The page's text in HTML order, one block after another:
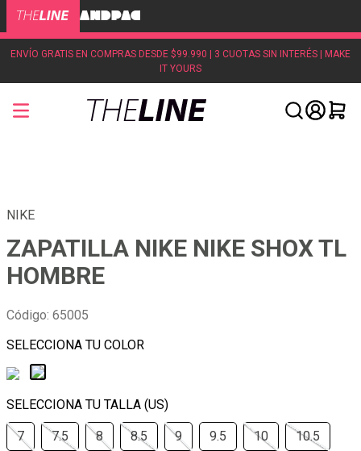
ENVÍO GRATIS EN COMPRAS DESDE $99.990 | 3 CUOTAS SIN INTERÉS | MAKE
IT YOURS
NIKE
ZAPATILLA NIKE NIKE SHOX TL
HOMBRE
Código: 65005
7 7.5 8 8.5 9 9.5 10 10.5